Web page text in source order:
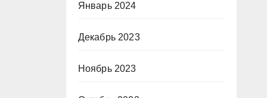
Январь 2024
Декабрь 2023
Ноябрь 2023